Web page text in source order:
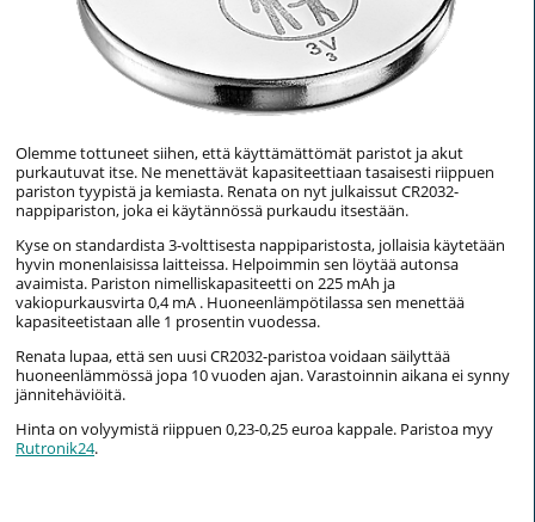
Olemme tottuneet siihen, että käyttämättömät paristot ja akut
purkautuvat itse. Ne menettävät kapasiteettiaan tasaisesti riippuen
pariston tyypistä ja kemiasta. Renata on nyt julkaissut CR2032-
nappipariston, joka ei käytännössä purkaudu itsestään.
Kyse on standardista 3-volttisesta nappiparistosta, jollaisia käytetään
hyvin monenlaisissa laitteissa. Helpoimmin sen löytää autonsa
avaimista. Pariston nimelliskapasiteetti on 225 mAh ja
vakiopurkausvirta 0,4 mA . Huoneenlämpötilassa sen menettää
kapasiteetistaan alle 1 prosentin vuodessa.
Renata lupaa, että sen uusi CR2032-paristoa voidaan säilyttää
huoneenlämmössä jopa 10 vuoden ajan. Varastoinnin aikana ei synny
jännitehäviöitä.
Hinta on volyymistä riippuen 0,23-0,25 euroa kappale. Paristoa myy
Rutronik24.